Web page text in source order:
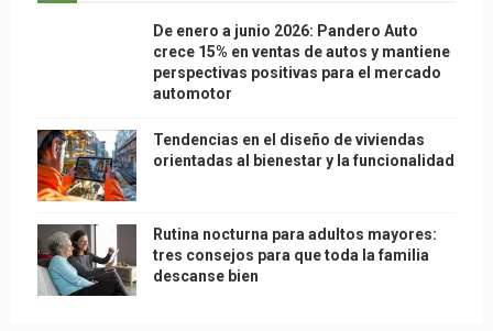
De enero a junio 2026: Pandero Auto
crece 15% en ventas de autos y mantiene
perspectivas positivas para el mercado
automotor
Tendencias en el diseño de viviendas
orientadas al bienestar y la funcionalidad
Rutina nocturna para adultos mayores:
tres consejos para que toda la familia
descanse bien